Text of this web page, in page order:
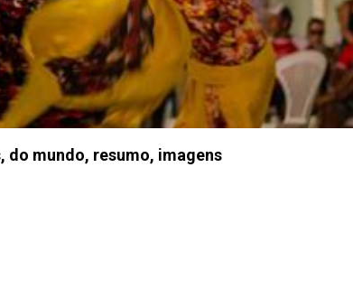
do mundo, resumo, imagens